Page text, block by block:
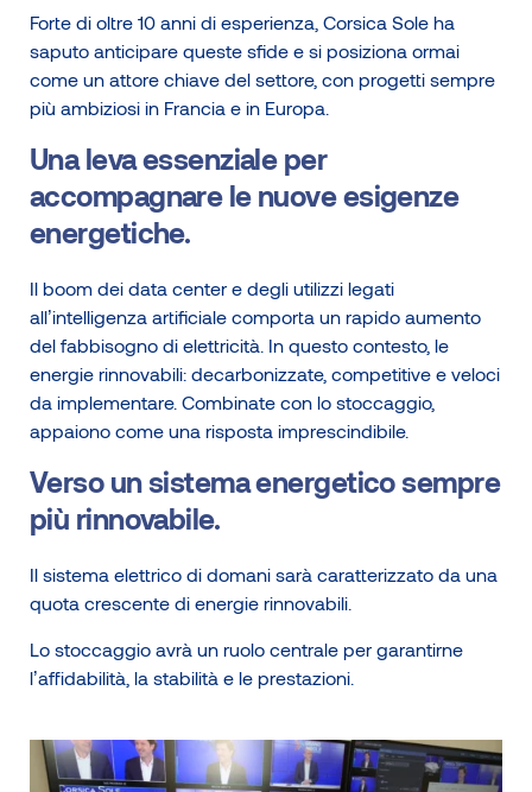
Forte di oltre 10 anni di esperienza, Corsica Sole ha
saputo anticipare queste sfide e si posiziona ormai
come un attore chiave del settore, con progetti sempre
più ambiziosi in Francia e in Europa.
Una leva essenziale per
accompagnare le nuove esigenze
energetiche.
Il boom dei data center e degli utilizzi legati
all’intelligenza artificiale comporta un rapido aumento
del fabbisogno di elettricità. In questo contesto, le
energie rinnovabili: decarbonizzate, competitive e veloci
da implementare. Combinate con lo stoccaggio,
appaiono come una risposta imprescindibile.
Verso un sistema energetico sempre
più rinnovabile.
Il sistema elettrico di domani sarà caratterizzato da una
quota crescente di energie rinnovabili.
Lo stoccaggio avrà un ruolo centrale per garantirne
l’affidabilità, la stabilità e le prestazioni.